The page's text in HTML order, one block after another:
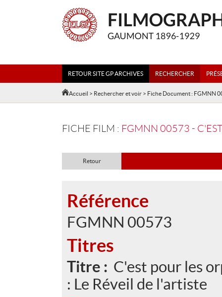
RETOUR SITE GP ARCHIVES RECHERCHER
Accueil > Rechercher et voir > Fiche Document : FGMNN
FICHE FILM : FGMNN 00573 -
Retour
Référence
FGMNN 00573
Titres
Titre : C'est pour les
: Le Réveil de l'artiste